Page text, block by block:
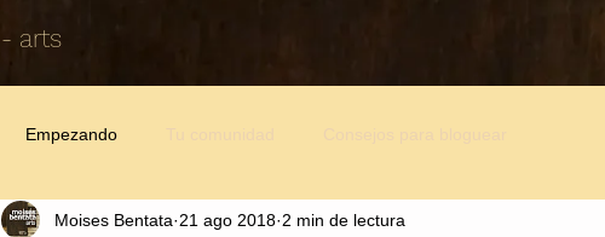
- arts
Empezando
Moises Bentata 21 ago 2018 2 min de lectura